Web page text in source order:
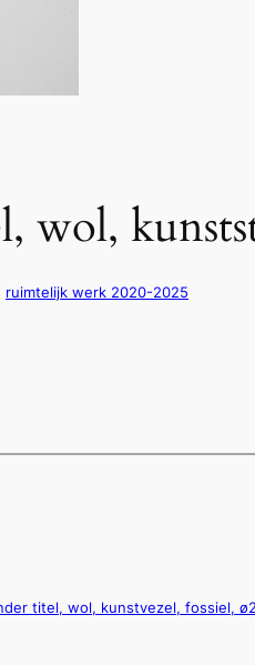
wol,
ruimtelijk werk 2020-2025
titel, wol, kunstvezel, fossiel,